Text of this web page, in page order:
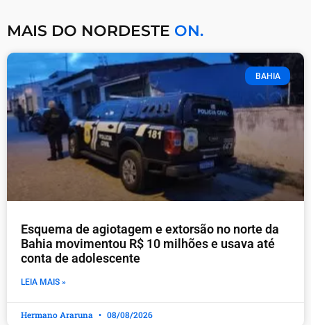
MAIS DO NORDESTE ON.
BAHIA
Esquema de agiotagem e extorsão no norte da
Bahia movimentou R$ 10 milhões e usava até
conta de adolescente
LEIA MAIS »
Hermano Araruna 08/08/2026